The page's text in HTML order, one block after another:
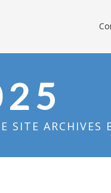
SITE ARCHIVES